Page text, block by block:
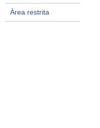
Área restrita